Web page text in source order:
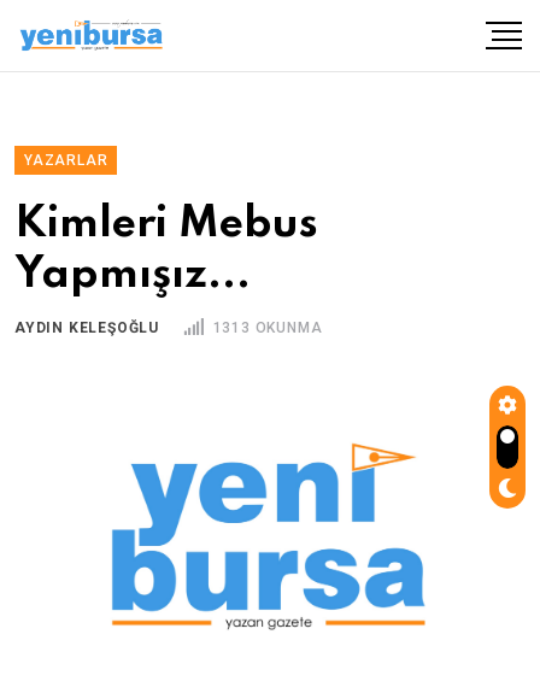
YAZARLAR
Kimleri Mebus
Yapmışız...
AYDIN KELEŞOĞLU 1313 OKUNMA